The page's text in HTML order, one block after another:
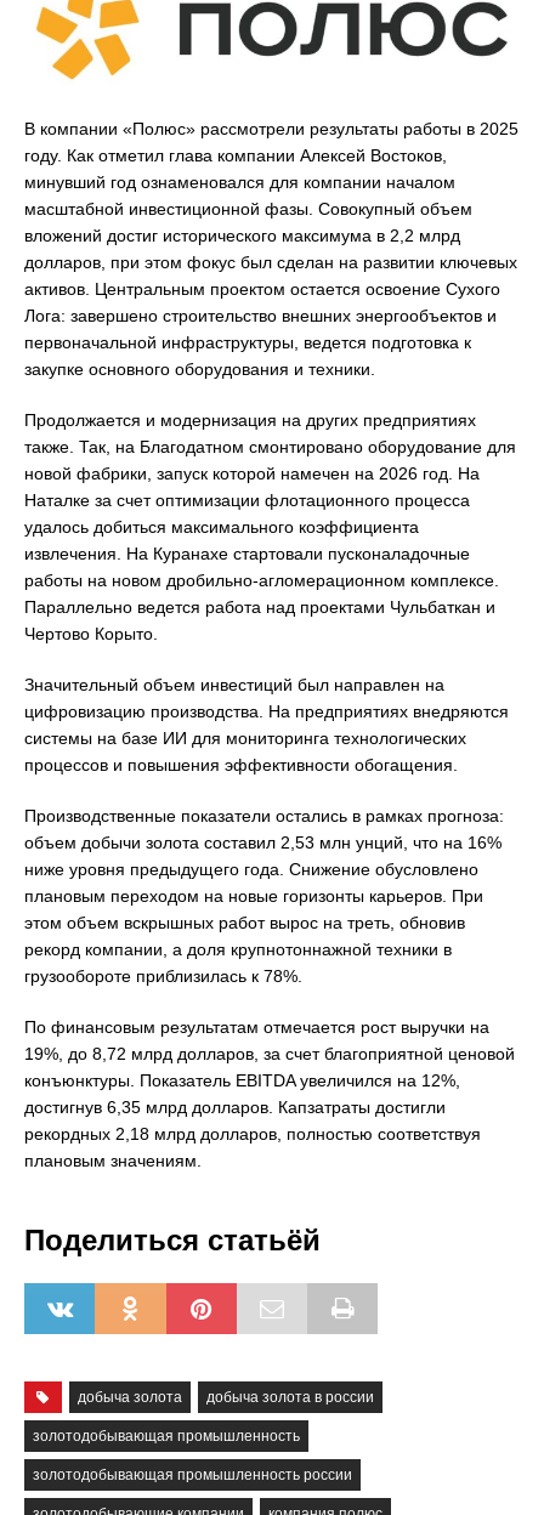
В компании «Полюс» рассмотрели результаты работы в 2025
году. Как отметил глава компании Алексей Востоков,
минувший год ознаменовался для компании началом
масштабной инвестиционной фазы. Совокупный объем
вложений достиг исторического максимума в 2,2 млрд
долларов, при этом фокус был сделан на развитии ключевых
активов. Центральным проектом остается освоение Сухого
Лога: завершено строительство внешних энергообъектов и
первоначальной инфраструктуры, ведется подготовка к
закупке основного оборудования и техники.
Продолжается и модернизация на других предприятиях
также. Так, на Благодатном смонтировано оборудование для
новой фабрики, запуск которой намечен на 2026 год. На
Наталке за счет оптимизации флотационного процесса
удалось добиться максимального коэффициента
извлечения. На Куранахе стартовали пусконаладочные
работы на новом дробильно-агломерационном комплексе.
Параллельно ведется работа над проектами Чульбаткан и
Чертово Корыто.
Значительный объем инвестиций был направлен на
цифровизацию производства. На предприятиях внедряются
системы на базе ИИ для мониторинга технологических
процессов и повышения эффективности обогащения.
Производственные показатели остались в рамках прогноза:
объем добычи золота составил 2,53 млн унций, что на 16%
ниже уровня предыдущего года. Снижение обусловлено
плановым переходом на новые горизонты карьеров. При
этом объем вскрышных работ вырос на треть, обновив
рекорд компании, а доля крупнотоннажной техники в
грузообороте приблизилась к 78%.
По финансовым результатам отмечается рост выручки на
19%, до 8,72 млрд долларов, за счет благоприятной ценовой
конъюнктуры. Показатель EBITDA увеличился на 12%,
достигнув 6,35 млрд долларов. Капзатраты достигли
рекордных 2,18 млрд долларов, полностью соответствуя
плановым значениям.
Поделиться статьёй
добыча золота добыча золота в россии
золотодобывающая промышленность
золотодобывающая промышленность россии